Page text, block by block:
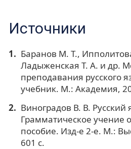
Источники
Баранов М. Т.,
Ладыженская Т. А. и др.
преподавания русского
учебник. М.: Академия,
Виноградов В. В. Русский
Грамматическое учение
пособие. Изд-е 2-е. М.:
601 с.